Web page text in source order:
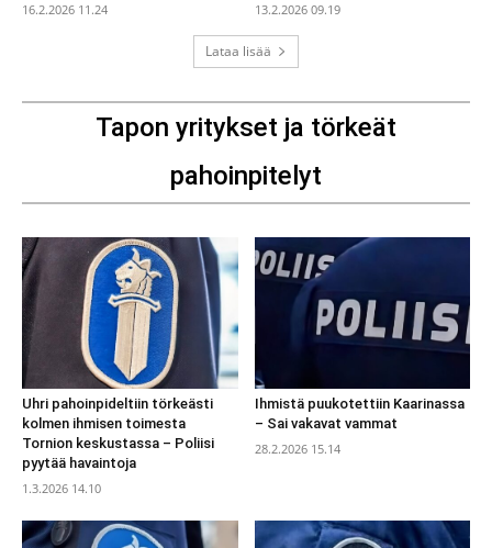
16.2.2026 11.24
13.2.2026 09.19
Lataa lisää
Tapon yritykset ja törkeät
pahoinpitelyt
Uhri pahoinpideltiin törkeästi
kolmen ihmisen toimesta
Tornion keskustassa – Poliisi
pyytää havaintoja
1.3.2026 14.10
Ihmistä puukotettiin Kaarinassa
– Sai vakavat vammat
28.2.2026 15.14